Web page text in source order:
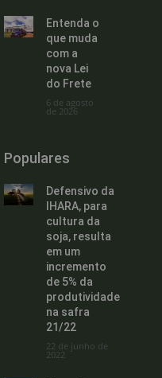
Entenda o
que muda
com a
nova Lei
do Frete
6 de agosto
de 2026
Populares
Defensivo da
IHARA, para
cultura da
soja, resulta
em um
incremento
de 5% da
produtividade
na safra
21/22
22 de junho de
2022